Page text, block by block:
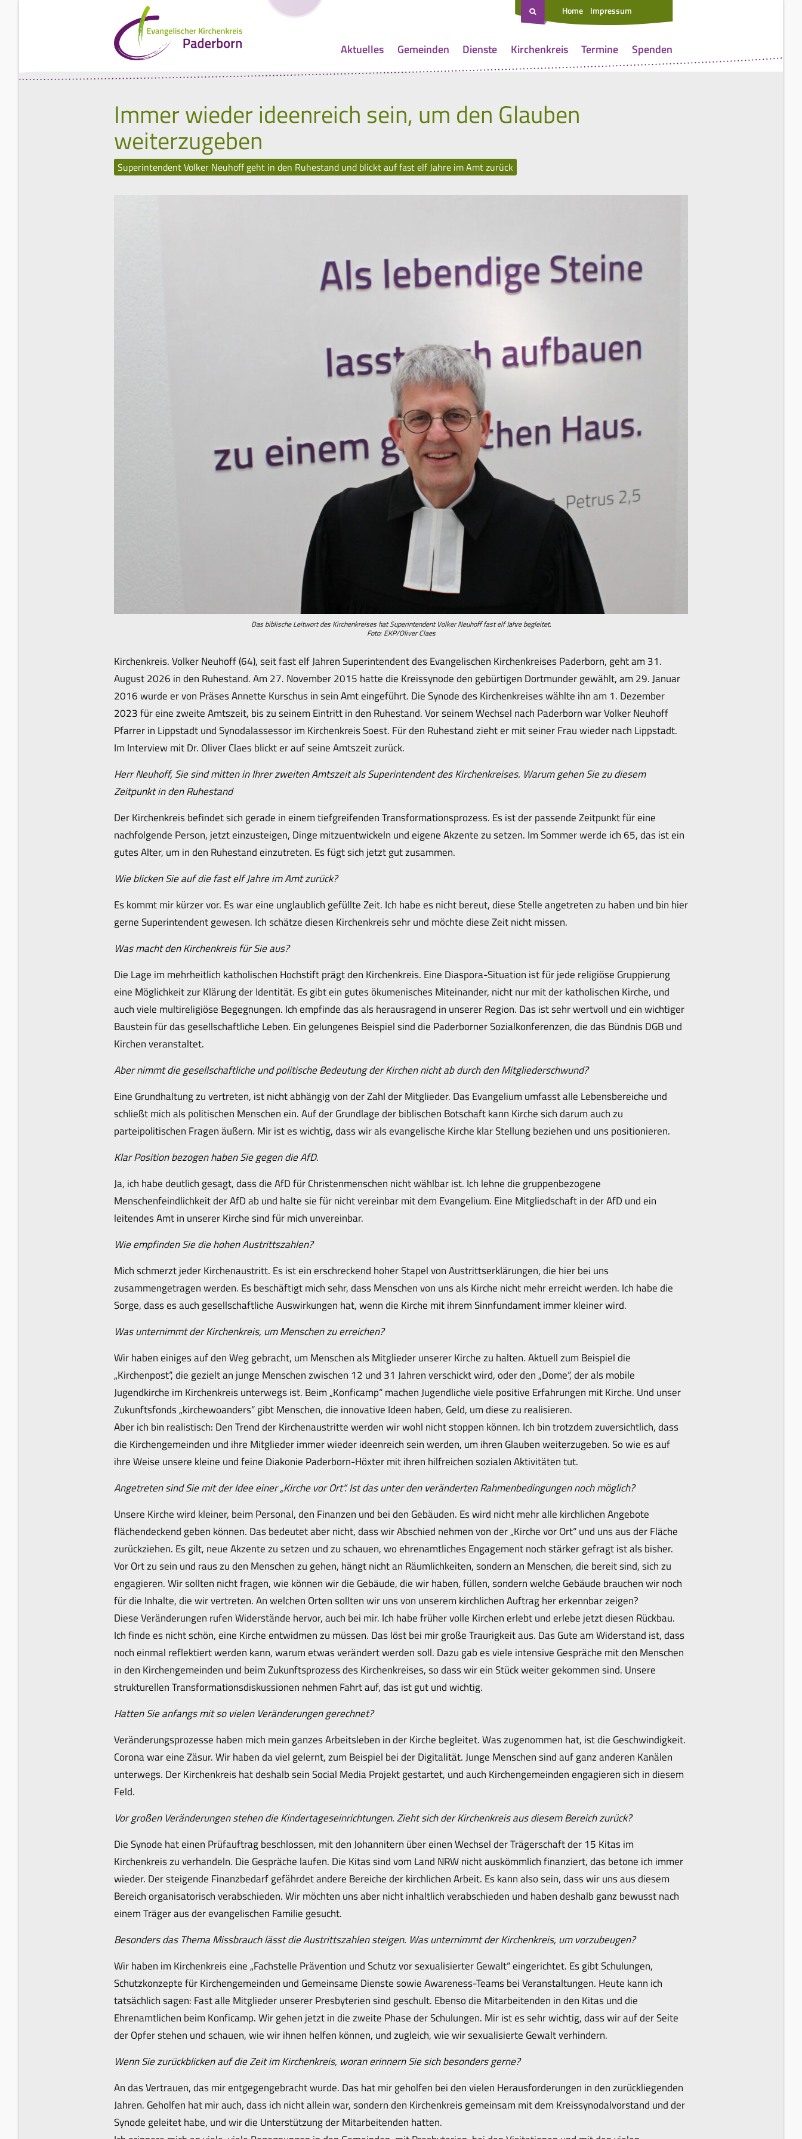
Home Impressum
Aktuelles Gemeinden Dienste Kirchenkreis Termine Spenden
Immer wieder ideenreich sein, um den Glauben
weiterzugeben
Superintendent Volker Neuhoff geht in den Ruhestand und blickt auf fast elf Jahre im Amt zurück
Das biblische Leitwort des Kirchenkreises hat Superintendent Volker Neuhoff fast elf Jahre begleitet.
Foto: EKP/Oliver Claes
Kirchenkreis. Volker Neuhoff (64), seit fast elf Jahren Superintendent des Evangelischen Kirchenkreises Paderborn, geht am 31.
August 2026 in den Ruhestand. Am 27. November 2015 hatte die Kreissynode den gebürtigen Dortmunder gewählt, am 29. Januar
2016 wurde er von Präses Annette Kurschus in sein Amt eingeführt. Die Synode des Kirchenkreises wählte ihn am 1. Dezember
2023 für eine zweite Amtszeit, bis zu seinem Eintritt in den Ruhestand. Vor seinem Wechsel nach Paderborn war Volker Neuhoff
Pfarrer in Lippstadt und Synodalassessor im Kirchenkreis Soest. Für den Ruhestand zieht er mit seiner Frau wieder nach Lippstadt.
Im Interview mit Dr. Oliver Claes blickt er auf seine Amtszeit zurück.
Herr Neuhoff, Sie sind mitten in Ihrer zweiten Amtszeit als Superintendent des Kirchenkreises. Warum gehen Sie zu diesem
Zeitpunkt in den Ruhestand
Der Kirchenkreis befindet sich gerade in einem tiefgreifenden Transformationsprozess. Es ist der passende Zeitpunkt für eine
nachfolgende Person, jetzt einzusteigen, Dinge mitzuentwickeln und eigene Akzente zu setzen. Im Sommer werde ich 65, das ist ein
gutes Alter, um in den Ruhestand einzutreten. Es fügt sich jetzt gut zusammen.
Wie blicken Sie auf die fast elf Jahre im Amt zurück?
Es kommt mir kürzer vor. Es war eine unglaublich gefüllte Zeit. Ich habe es nicht bereut, diese Stelle angetreten zu haben und bin hier
gerne Superintendent gewesen. Ich schätze diesen Kirchenkreis sehr und möchte diese Zeit nicht missen.
Was macht den Kirchenkreis für Sie aus?
Die Lage im mehrheitlich katholischen Hochstift prägt den Kirchenkreis. Eine Diaspora-Situation ist für jede religiöse Gruppierung
eine Möglichkeit zur Klärung der Identität. Es gibt ein gutes ökumenisches Miteinander, nicht nur mit der katholischen Kirche, und
auch viele multireligiöse Begegnungen. Ich empfinde das als herausragend in unserer Region. Das ist sehr wertvoll und ein wichtiger
Baustein für das gesellschaftliche Leben. Ein gelungenes Beispiel sind die Paderborner Sozialkonferenzen, die das Bündnis DGB und
Kirchen veranstaltet.
Aber nimmt die gesellschaftliche und politische Bedeutung der Kirchen nicht ab durch den Mitgliederschwund?
Eine Grundhaltung zu vertreten, ist nicht abhängig von der Zahl der Mitglieder. Das Evangelium umfasst alle Lebensbereiche und
schließt mich als politischen Menschen ein. Auf der Grundlage der biblischen Botschaft kann Kirche sich darum auch zu
parteipolitischen Fragen äußern. Mir ist es wichtig, dass wir als evangelische Kirche klar Stellung beziehen und uns positionieren.
Klar Position bezogen haben Sie gegen die AfD.
Ja, ich habe deutlich gesagt, dass die AfD für Christenmenschen nicht wählbar ist. Ich lehne die gruppenbezogene
Menschenfeindlichkeit der AfD ab und halte sie für nicht vereinbar mit dem Evangelium. Eine Mitgliedschaft in der AfD und ein
leitendes Amt in unserer Kirche sind für mich unvereinbar.
Wie empfinden Sie die hohen Austrittszahlen?
Mich schmerzt jeder Kirchenaustritt. Es ist ein erschreckend hoher Stapel von Austrittserklärungen, die hier bei uns
zusammengetragen werden. Es beschäftigt mich sehr, dass Menschen von uns als Kirche nicht mehr erreicht werden. Ich habe die
Sorge, dass es auch gesellschaftliche Auswirkungen hat, wenn die Kirche mit ihrem Sinnfundament immer kleiner wird.
Was unternimmt der Kirchenkreis, um Menschen zu erreichen?
Wir haben einiges auf den Weg gebracht, um Menschen als Mitglieder unserer Kirche zu halten. Aktuell zum Beispiel die
„Kirchenpost“, die gezielt an junge Menschen zwischen 12 und 31 Jahren verschickt wird, oder den „Dome“, der als mobile
Jugendkirche im Kirchenkreis unterwegs ist. Beim „Konficamp“ machen Jugendliche viele positive Erfahrungen mit Kirche. Und unser
Zukunftsfonds „kirchewoanders“ gibt Menschen, die innovative Ideen haben, Geld, um diese zu realisieren.
Aber ich bin realistisch: Den Trend der Kirchenaustritte werden wir wohl nicht stoppen können. Ich bin trotzdem zuversichtlich, dass
die Kirchengemeinden und ihre Mitglieder immer wieder ideenreich sein werden, um ihren Glauben weiterzugeben. So wie es auf
ihre Weise unsere kleine und feine Diakonie Paderborn-Höxter mit ihren hilfreichen sozialen Aktivitäten tut.
Angetreten sind Sie mit der Idee einer „Kirche vor Ort“. Ist das unter den veränderten Rahmenbedingungen noch möglich?
Unsere Kirche wird kleiner, beim Personal, den Finanzen und bei den Gebäuden. Es wird nicht mehr alle kirchlichen Angebote
flächendeckend geben können. Das bedeutet aber nicht, dass wir Abschied nehmen von der „Kirche vor Ort“ und uns aus der Fläche
zurückziehen. Es gilt, neue Akzente zu setzen und zu schauen, wo ehrenamtliches Engagement noch stärker gefragt ist als bisher.
Vor Ort zu sein und raus zu den Menschen zu gehen, hängt nicht an Räumlichkeiten, sondern an Menschen, die bereit sind, sich zu
engagieren. Wir sollten nicht fragen, wie können wir die Gebäude, die wir haben, füllen, sondern welche Gebäude brauchen wir noch
für die Inhalte, die wir vertreten. An welchen Orten sollten wir uns von unserem kirchlichen Auftrag her erkennbar zeigen?
Diese Veränderungen rufen Widerstände hervor, auch bei mir. Ich habe früher volle Kirchen erlebt und erlebe jetzt diesen Rückbau.
Ich finde es nicht schön, eine Kirche entwidmen zu müssen. Das löst bei mir große Traurigkeit aus. Das Gute am Widerstand ist, dass
noch einmal reflektiert werden kann, warum etwas verändert werden soll. Dazu gab es viele intensive Gespräche mit den Menschen
in den Kirchengemeinden und beim Zukunftsprozess des Kirchenkreises, so dass wir ein Stück weiter gekommen sind. Unsere
strukturellen Transformationsdiskussionen nehmen Fahrt auf, das ist gut und wichtig.
Hatten Sie anfangs mit so vielen Veränderungen gerechnet?
Veränderungsprozesse haben mich mein ganzes Arbeitsleben in der Kirche begleitet. Was zugenommen hat, ist die Geschwindigkeit.
Corona war eine Zäsur. Wir haben da viel gelernt, zum Beispiel bei der Digitalität. Junge Menschen sind auf ganz anderen Kanälen
unterwegs. Der Kirchenkreis hat deshalb sein Social Media Projekt gestartet, und auch Kirchengemeinden engagieren sich in diesem
Feld.
Vor großen Veränderungen stehen die Kindertageseinrichtungen. Zieht sich der Kirchenkreis aus diesem Bereich zurück?
Die Synode hat einen Prüfauftrag beschlossen, mit den Johannitern über einen Wechsel der Trägerschaft der 15 Kitas im
Kirchenkreis zu verhandeln. Die Gespräche laufen. Die Kitas sind vom Land NRW nicht auskömmlich finanziert, das betone ich immer
wieder. Der steigende Finanzbedarf gefährdet andere Bereiche der kirchlichen Arbeit. Es kann also sein, dass wir uns aus diesem
Bereich organisatorisch verabschieden. Wir möchten uns aber nicht inhaltlich verabschieden und haben deshalb ganz bewusst nach
einem Träger aus der evangelischen Familie gesucht.
Besonders das Thema Missbrauch lässt die Austrittszahlen steigen. Was unternimmt der Kirchenkreis, um vorzubeugen?
Wir haben im Kirchenkreis eine „Fachstelle Prävention und Schutz vor sexualisierter Gewalt“ eingerichtet. Es gibt Schulungen,
Schutzkonzepte für Kirchengemeinden und Gemeinsame Dienste sowie Awareness-Teams bei Veranstaltungen. Heute kann ich
tatsächlich sagen: Fast alle Mitglieder unserer Presbyterien sind geschult. Ebenso die Mitarbeitenden in den Kitas und die
Ehrenamtlichen beim Konficamp. Wir gehen jetzt in die zweite Phase der Schulungen. Mir ist es sehr wichtig, dass wir auf der Seite
der Opfer stehen und schauen, wie wir ihnen helfen können, und zugleich, wie wir sexualisierte Gewalt verhindern.
Wenn Sie zurückblicken auf die Zeit im Kirchenkreis, woran erinnern Sie sich besonders gerne?
An das Vertrauen, das mir entgegengebracht wurde. Das hat mir geholfen bei den vielen Herausforderungen in den zurückliegenden
Jahren. Geholfen hat mir auch, dass ich nicht allein war, sondern den Kirchenkreis gemeinsam mit dem Kreissynodalvorstand und der
Synode geleitet habe, und wir die Unterstützung der Mitarbeitenden hatten.